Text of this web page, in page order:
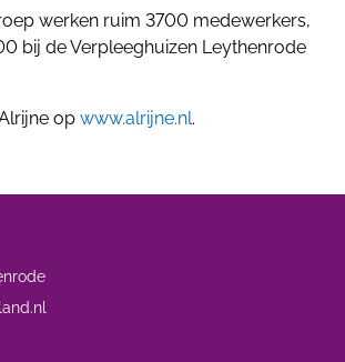
werken ruim 3700 medewerkers,
bij de Verpleeghuizen Leythenrode
op www.alrijne.nl.